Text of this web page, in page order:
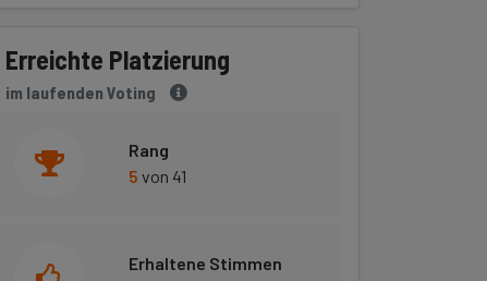
Erreichte Platzierung
im laufenden Voting
Rang
5 von 41
Erhaltene Stimmen